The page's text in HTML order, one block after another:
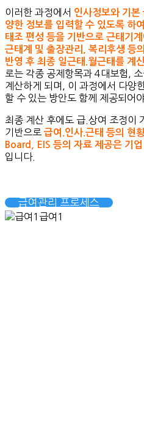
이러한 과정에서 인사정보와 기본
양한 정보를 입력할 수 있도록 하
태조 편성 등을 기반으로 근태기
근태계 및 출장관리, 복리후생 등
반영 후 최종 일근태.월근태를 계
로는 각종 공제항목과 4대보험,
계산하게 되며, 이 과정에서 다양
할 수 있는 방안도 함께 제공되어
최종 계산 후에도 급.상여 조정이
기반으로 급여.인사.근태 등의 현
Board, EIS 등의 자료 제공은 기
입니다.
급여관리 프로세스
급여1